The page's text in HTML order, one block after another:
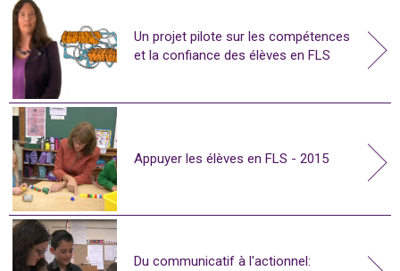
Un projet pilote sur les compétences
et la confiance des élèves en FLS
Appuyer les élèves en FLS - 2015
Du communicatif à l'actionnel: